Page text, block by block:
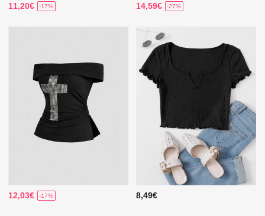
11,20€ -17% 14,59€ -27%
12,03€ -17% 8,49€